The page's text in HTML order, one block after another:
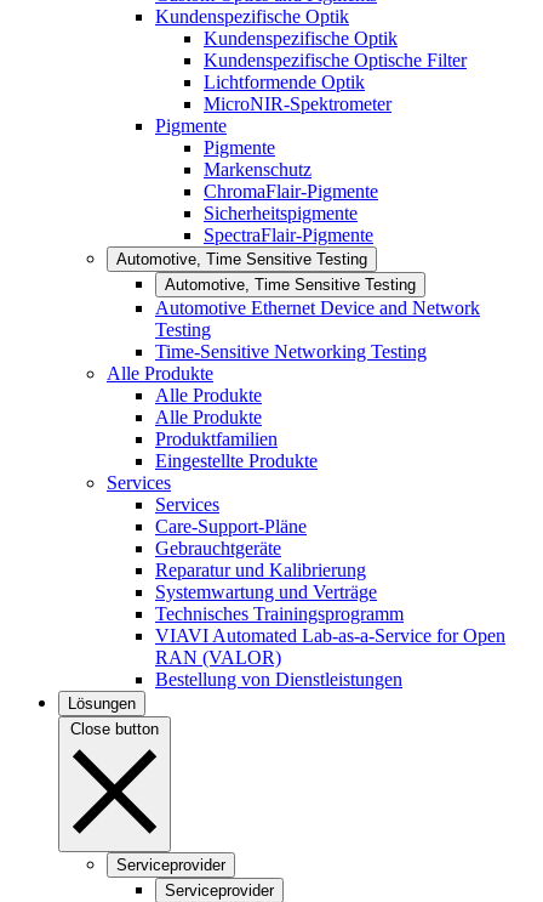
Kundenspezifische Optik
Kundenspezifische Optik
Kundenspezifische Optische Filter
Lichtformende Optik
MicroNIR-Spektrometer
Pigmente
Pigmente
Markenschutz
ChromaFlair-Pigmente
Sicherheitspigmente
SpectraFlair-Pigmente
Automotive, Time Sensitive Testing
Automotive, Time Sensitive Testing
Automotive Ethernet Device and Network
Testing
Time-Sensitive Networking Testing
Alle Produkte
Alle Produkte
Alle Produkte
Produktfamilien
Eingestellte Produkte
Services
Services
Care-Support-Pläne
Gebrauchtgeräte
Reparatur und Kalibrierung
Systemwartung und Verträge
Technisches Trainingsprogramm
VIAVI Automated Lab-as-a-Service for Open
RAN (VALOR)
Bestellung von Dienstleistungen
Lösungen
Close button
Serviceprovider
Serviceprovider